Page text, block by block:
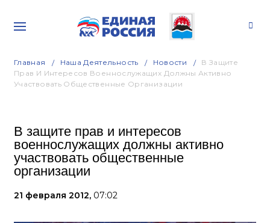
Главная Наша Деятельность Новости
В Защите
Прав И Интересов Военнослужащих Должны Активно
Участвовать Общественные Организации
В защите прав и интересов
военнослужащих должны активно
участвовать общественные
организации
21 февраля 2012, 07:02